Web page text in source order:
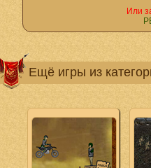
Или
Ещё игры из